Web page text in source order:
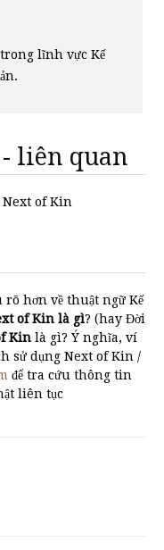
lĩnh vực Kế
liên quan
of Kin
hơn về thuật ngữ Kế
of Kin là gì? (hay Đời
Kin là gì? Ý nghĩa, ví
sử dụng Next of Kin /
để tra cứu thông tin
liên tục